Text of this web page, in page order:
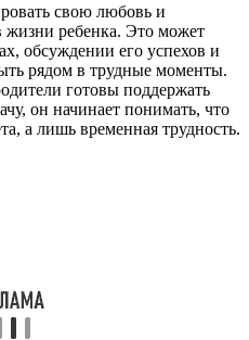
свою любовь и
жизни ребенка. Это может
обсуждении его успехов и
рядом в трудные моменты.
готовы поддержать
он начинает понимать, что
а лишь временная трудность.